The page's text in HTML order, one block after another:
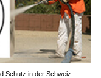
Schutz in der Schweiz